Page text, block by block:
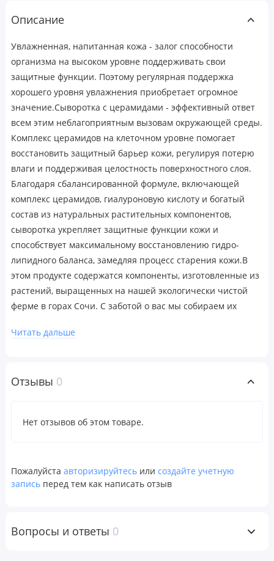
Описание
Увлажненная, напитанная кожа - залог способности
организма на высоком уровне поддерживать свои
защитные функции. Поэтому регулярная поддержка
хорошего уровня увлажнения приобретает огромное
значение.Сыворотка с церамидами - эффективный ответ
всем этим неблагоприятным вызовам окружающей среды.
Комплекс церамидов на клеточном уровне помогает
восстановить защитный барьер кожи, регулируя потерю
влаги и поддерживая целостность поверхностного слоя.
Благодаря сбалансированной формуле, включающей
комплекс церамидов, гиалуроновую кислоту и богатый
состав из натуральных растительных компонентов,
сыворотка укрепляет защитные функции кожи и
способствует максимальному восстановлению гидро-
липидного баланса, замедляя процесс старения кожи.В
этом продукте содержатся компоненты, изготовленные из
растений, выращенных на нашей экологически чистой
ферме в горах Сочи. С заботой о вас мы собираем их
удобрений.Основные свойства:Восстанавливает
слояДействующие вещества:Комплекс церамидов – на
целостность поверхностного слоя.Витамин В3 борется с
повреждении защитного барьера кожи и
высыпаниях.Сверхнизкомолекулярная гиалуроновая
увлажняет, успокаивает, снимает воспаления.
Читать дальше
Отзывы 0
Нет отзывов об этом товаре.
Пожалуйста авторизируйтесь или создайте учетную
запись перед тем как написать отзыв
Вопросы и ответы 0